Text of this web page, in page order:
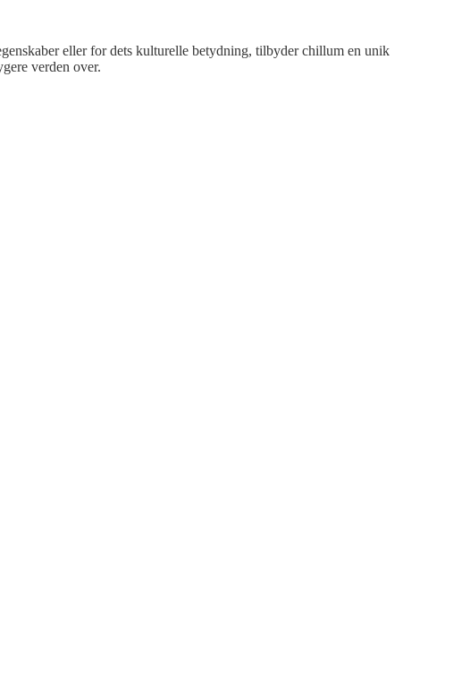
eller for dets kulturelle betydning, tilbyder chillum en unik
verden over.